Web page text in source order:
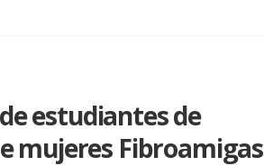
estudiantes de
mujeres Fibroamigas